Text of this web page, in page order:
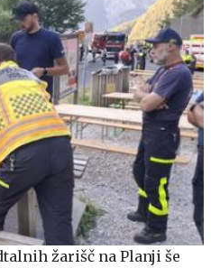
žarišč na Planji še